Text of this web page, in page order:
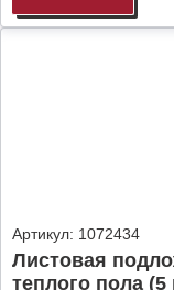
Артикул: 1072434
Листовая
теплого пола (5